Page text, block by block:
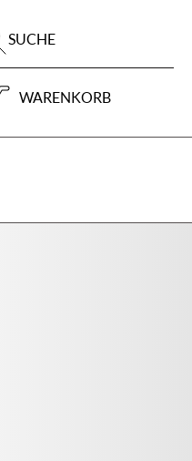
SUCHE
WARENKORB